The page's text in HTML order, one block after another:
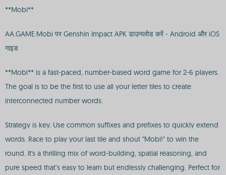
**Mobi**
AA.GAME:Mobi पर Genshin Impact APK डाउनलोड करें - Android और iOS
गाइड
**Mobi** is a fast-paced, number-based word game for 2-6 players.
The goal is to be the first to use all your letter tiles to create
interconnected number words.
Strategy is key. Use common suffixes and prefixes to quickly extend
words. Race to play your last tile and shout "Mobi!" to win the
round. It's a thrilling mix of word-building, spatial reasoning, and
pure speed that’s easy to learn but endlessly challenging. Perfect for